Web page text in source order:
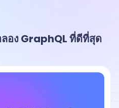
อง GraphQL ที่ดีที่สุด